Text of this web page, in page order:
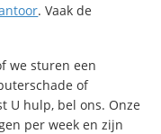
. Vaak de
we sturen een
of
U hulp, bel ons. Onze
per week en zijn